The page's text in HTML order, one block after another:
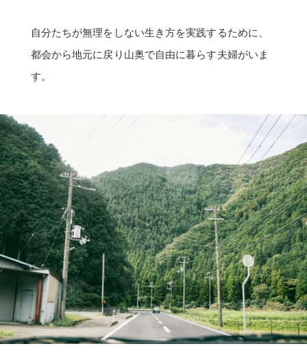
自分たちが無理をしない生き方を実践するために、
都会から地元に戻り山奥で自由に暮らす夫婦がいま
す。